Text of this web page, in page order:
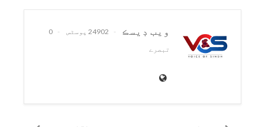
ويب ڊيسڪ 24902 پوسٹس
0
تبصرے